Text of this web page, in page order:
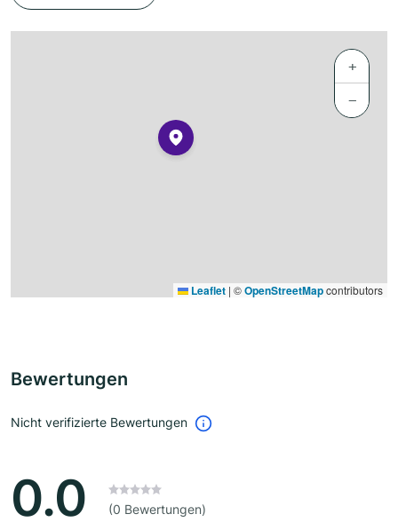
+
−
Leaflet | ©OpenStreetMapcontributors
Bewertungen
Nicht verifizierte Bewertungen
0.0 (0 Bewertungen)